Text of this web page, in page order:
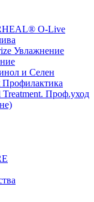
O-Live
Увлажнение
и Селен
Проф.уход